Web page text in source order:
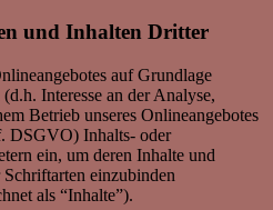
und Inhalten Dritter
auf Grundlage
Interesse an der Analyse,
Betrieb unseres Onlineangebotes
DSGVO) Inhalts- oder
ein, um deren Inhalte und
einzubinden
als “Inhalte”).